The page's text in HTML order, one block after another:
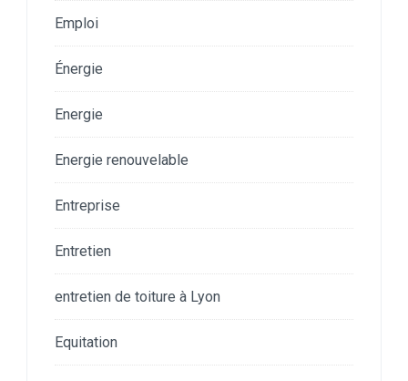
Emploi
Énergie
Energie
Energie renouvelable
Entreprise
Entretien
entretien de toiture à Lyon
Equitation